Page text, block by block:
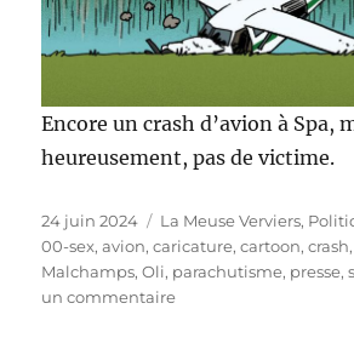
Encore un crash d’avion à Spa,
heureusement, pas de victime.
Publié
le
24 juin 2024 Catégories
La Meuse Verviers,
00-sex,avion,caricature,cartoon,crash
Malchamps,Oli, parachutisme, presse,
un commentairesur